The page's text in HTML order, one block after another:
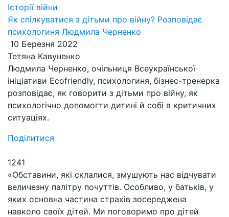
Історії війни
Як спілкуватися з дітьми про війну? Розповідає
психологиня Людмила Черненко
10 Березня 2022
Тетяна Кавуненко
Людмила Черненко, очільниця Всеукраїнської
ініціативи Ecofriendly, психологиня, бізнес-тренерка
розповідає, як говорити з дітьми про війну, як
психологічно допомогти дитині й собі в критичних
ситуаціях.
Поділитися
1241
«Обставини, які склалися, змушують нас відчувати
величезну палітру почуттів. Особливо, у батьків, у
яких основна частина страхів зосереджена
навколо своїх дітей. Ми поговоримо про дітей